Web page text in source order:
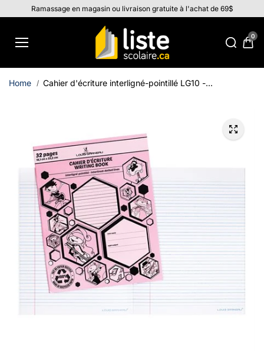
Aller au
contenu
Ramassage en magasin ou livraison gratuite à l'achat de 69$
0
Home Cahier d'écriture interligné-pointillé LG10 -...